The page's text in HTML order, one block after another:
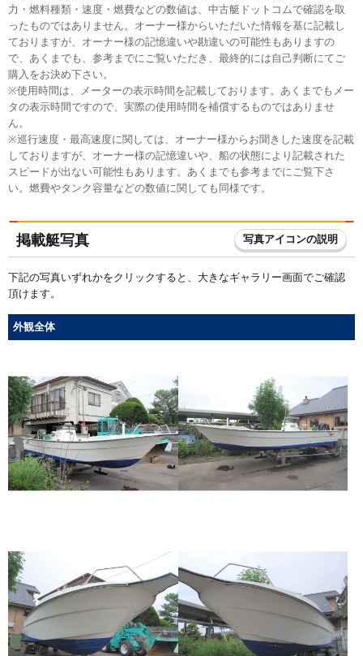
力・燃料種類・速度・燃費などの数値は、中古艇ドットコムで確認を取
ったものではありません。オーナー様からいただいた情報を基に記載し
ておりますが、オーナー様の記憶違いや勘違いの可能性もありますの
で、あくまでも、参考までにご覧いただき、最終的には自己判断にてご
購入をお決め下さい。
※使用時間は、メーターの表示時間を記載しております。あくまでもメー
タの表示時間ですので、実際の使用時間を補償するものではありませ
ん。
※巡行速度・最高速度に関しては、オーナー様からお聞きした速度を記載
しておりますが、オーナー様の記憶違いや、船の状態により記載された
スピードが出ない可能性もあります。あくまでも参考までにご覧下さ
い。燃費やタンク容量などの数値に関しても同様です。
掲載艇写真 写真アイコンの説明
下記の写真いずれかをクリックすると、大きなギャラリー画面でご確認
頂けます。
外観全体